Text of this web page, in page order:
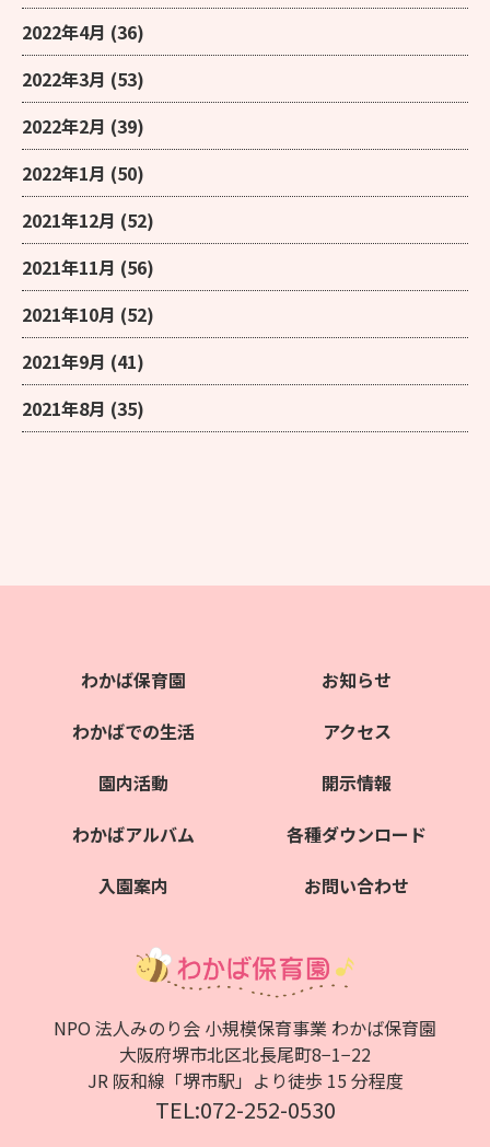
2022年4月 (36)
2022年3月 (53)
2022年2月 (39)
2022年1月 (50)
2021年12月 (52)
2021年11月 (56)
2021年10月 (52)
2021年9月 (41)
2021年8月 (35)
わかば保育園
わかばでの生活
園内活動
わかばアルバム
入園案内
お知らせ
アクセス
開示情報
各種ダウンロード
お問い合わせ
NPO 法人みのり会 小規模保育事業 わかば保育園
大阪府堺市北区北⻑尾町8−1−22
JR 阪和線「堺市駅」より徒歩 15 分程度
TEL:072-252-0530